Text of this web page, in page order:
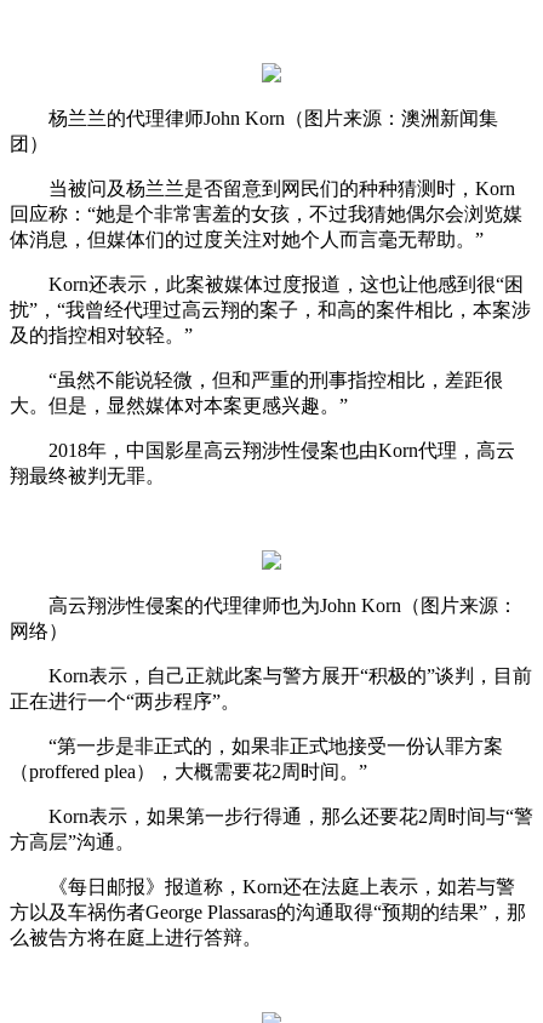
杨兰兰的代理律师John Korn（图片来源：澳洲新闻集
团）
当被问及杨兰兰是否留意到网民们的种种猜测时，Korn
回应称：“她是个非常害羞的女孩，不过我猜她偶尔会浏览媒
体消息，但媒体们的过度关注对她个人而言毫无帮助。”
Korn还表示，此案被媒体过度报道，这也让他感到很“困
扰”，“我曾经代理过高云翔的案子，和高的案件相比，本案涉
及的指控相对较轻。”
“虽然不能说轻微，但和严重的刑事指控相比，差距很
大。但是，显然媒体对本案更感兴趣。”
2018年，中国影星高云翔涉性侵案也由Korn代理，高云
翔最终被判无罪。
高云翔涉性侵案的代理律师也为John Korn（图片来源：
网络）
Korn表示，自己正就此案与警方展开“积极的”谈判，目前
正在进行一个“两步程序”。
“第一步是非正式的，如果非正式地接受一份认罪方案
（proffered plea），大概需要花2周时间。”
Korn表示，如果第一步行得通，那么还要花2周时间与“警
方高层”沟通。
《每日邮报》报道称，Korn还在法庭上表示，如若与警
方以及车祸伤者George Plassaras的沟通取得“预期的结果”，那
么被告方将在庭上进行答辩。